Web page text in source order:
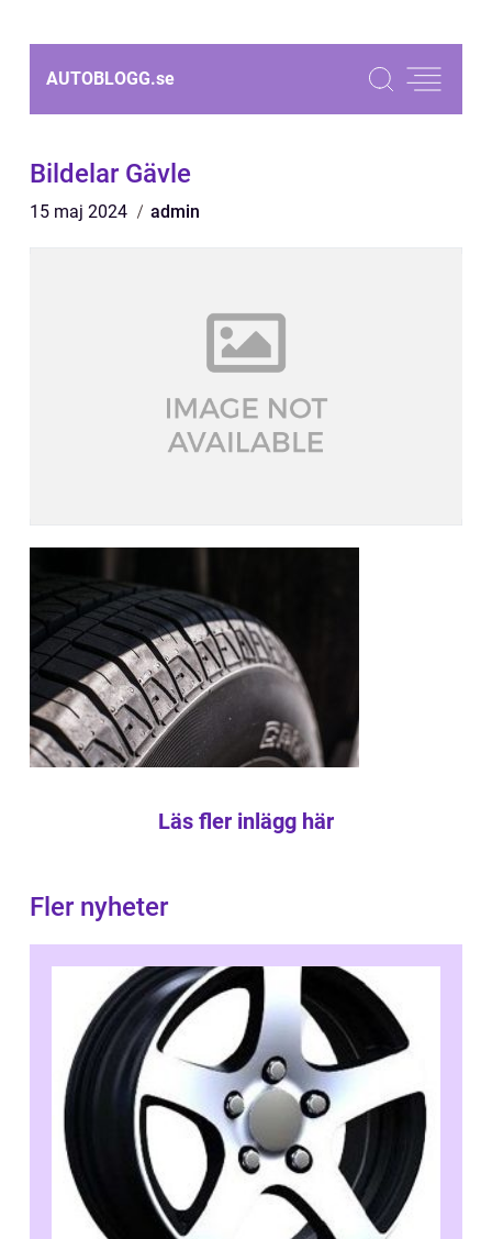
AUTOBLOGG.se
Bildelar Gävle
15 maj 2024 admin
Läs fler inlägg här
Fler nyheter